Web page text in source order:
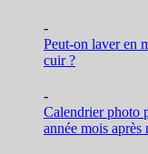
-
Peut-on laver en
cuir ?
-
Calendrier photo
année mois après